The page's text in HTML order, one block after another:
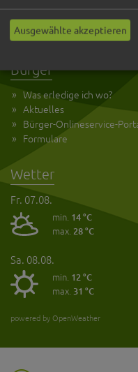
Öffnungszeiten
Kontakt
Bürger
Was erledige ich wo?
Aktuelles
Bürger-Onlineservice-
Formulare
Wetter
Fr. 07.08.
min. 14 °C
max. 28 °C
Sa. 08.08.
min. 12 °C
max.31 °C
powered by OpenWeather
Ausgewählte akzeptieren